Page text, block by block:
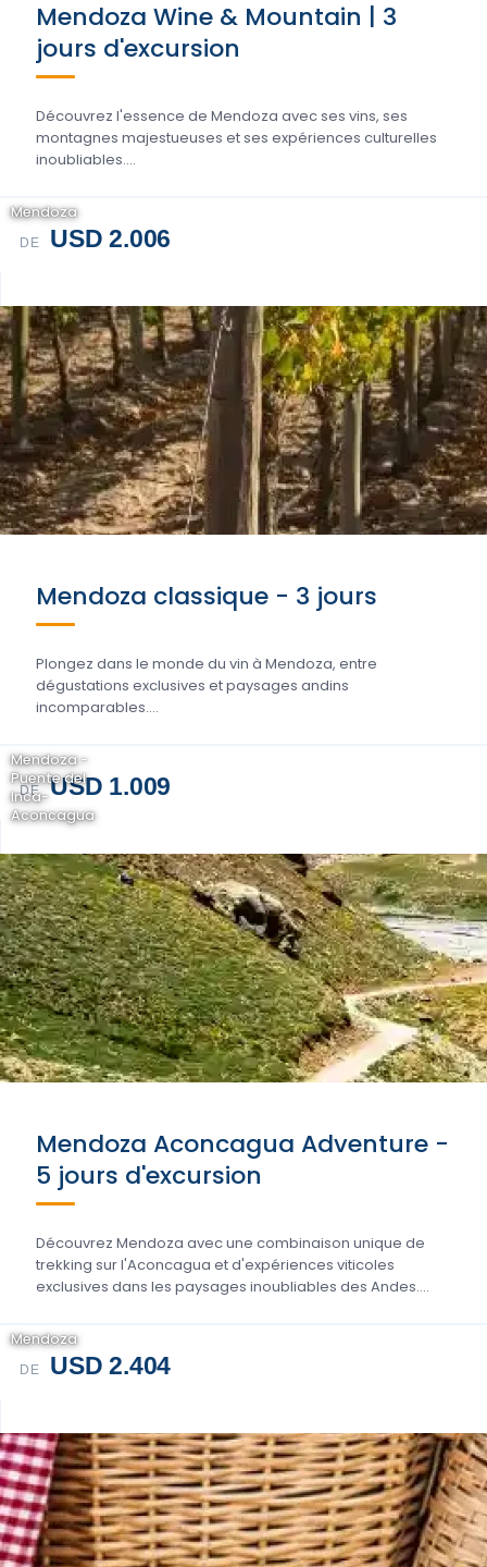
Mendoza Wine & Mountain | 3
jours d'excursion
Découvrez l'essence de Mendoza avec ses vins, ses
montagnes majestueuses et ses expériences culturelles
inoubliables....
DE USD 2.006
Mendoza
Mendoza classique - 3 jours
Plongez dans le monde du vin à Mendoza, entre
dégustations exclusives et paysages andins
incomparables....
DE USD 1.009
Mendoza -
Puente del
Inca-
Aconcagua
Mendoza Aconcagua Adventure -
5 jours d'excursion
Découvrez Mendoza avec une combinaison unique de
trekking sur l'Aconcagua et d'expériences viticoles
exclusives dans les paysages inoubliables des Andes....
DE USD 2.404
Mendoza